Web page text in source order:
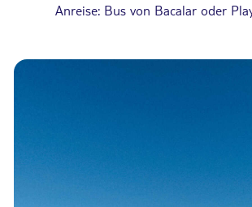
Anreise: Bus von Bacalar oder